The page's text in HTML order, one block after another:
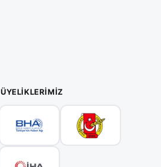
ÜYELIKLERIMIZ